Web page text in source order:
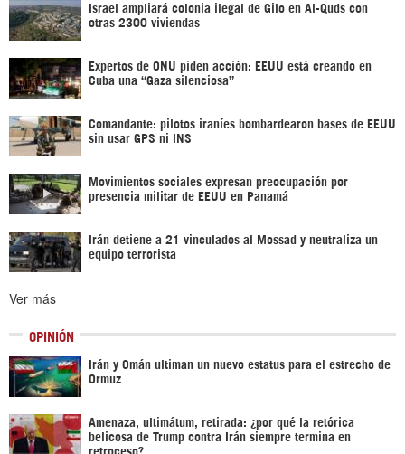
Israel ampliará colonia ilegal de Gilo en Al-Quds con
otras 2300 viviendas
Expertos de ONU piden acción: EEUU está creando en
Cuba una “Gaza silenciosa”
Comandante: pilotos iraníes bombardearon bases de EEUU
sin usar GPS ni INS
Movimientos sociales expresan preocupación por
presencia militar de EEUU en Panamá
Irán detiene a 21 vinculados al Mossad y neutraliza un
equipo terrorista
Ver más
OPINIÓN
Irán y Omán ultiman un nuevo estatus para el estrecho de
Ormuz
Amenaza, ultimátum, retirada: ¿por qué la retórica
belicosa de Trump contra Irán siempre termina en
retroceso?